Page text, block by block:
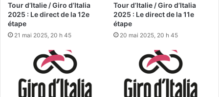
Tour d’Italie / Giro d’Italia
2025 : Le direct de la 12e
étape
21 mai 2025, 20 h 45
Tour d’Italie / Giro d’Italia
2025 : Le direct de la 11e
étape
20 mai 2025, 20 h 45